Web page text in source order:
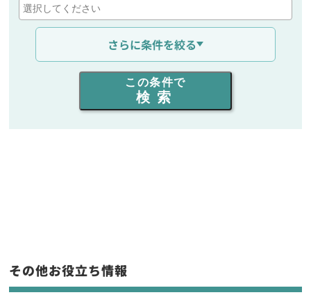
通信距離を選ぶ
出力を選ぶ
同時通話人数を選ぶ
フリーワード入力(製品名等)
さらに条件を絞る
この条件で
検索
その他お役立ち情報